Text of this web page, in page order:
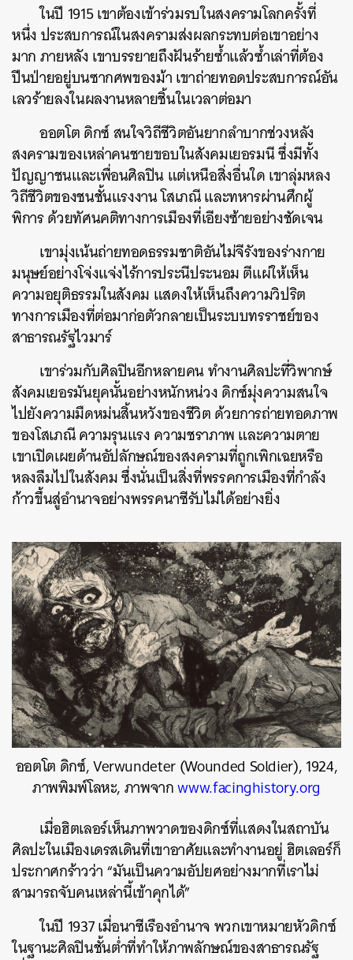
ในปี 1915 เขาต้องเข้าร่วมรบในสงครามโลกครั้งที่
หนึ่ง ประสบการณ์ในสงครามส่งผลกระทบต่อเขาอย่าง
มาก ภายหลัง เขาบรรยายถึงฝันร้ายซ้ำแล้วซ้ำเล่าที่ต้อง
ปีนป่ายอยู่บนซากศพของม้า เขาถ่ายทอดประสบการณ์อัน
เลวร้ายลงในผลงานหลายชิ้นในเวลาต่อมา
ออตโต ดิกซ์ สนใจวิถีชีวิตอันยากลำบากช่วงหลัง
สงครามของเหล่าคนชายขอบในสังคมเยอรมนี ซึ่งมีทั้ง
ปัญญาชนและเพื่อนศิลปิน แต่เหนือสิ่งอื่นใด เขาลุ่มหลง
วิถีชีวิตของชนชั้นแรงงาน โสเภณี และทหารผ่านศึกผู้
พิการ ด้วยทัศนคติทางการเมืองที่เอียงซ้ายอย่างชัดเจน
เขามุ่งเน้นถ่ายทอดธรรมชาติอันไม่จีรังของร่างกาย
มนุษย์อย่างโจ่งแจ่งไร้การประนีประนอม ตีแผ่ให้เห็น
ความอยุติธรรมในสังคม แสดงให้เห็นถึงความวิปริต
ทางการเมืองที่ต่อมาก่อตัวกลายเป็นระบบทรราชย์ของ
สาธารณรัฐไวมาร์
เขาร่วมกับศิลปินอีกหลายคน ทำงานศิลปะที่วิพากษ์
สังคมเยอรมันยุคนั้นอย่างหนักหน่วง ดิกซ์มุ่งความสนใจ
ไปยังความมืดหม่นสิ้นหวังของชีวิต ด้วยการถ่ายทอดภาพ
ของโสเภณี ความรุนแรง ความชราภาพ และความตาย
เขาเปิดเผยด้านอัปลักษณ์ของสงครามที่ถูกเพิกเฉยหรือ
หลงลืมไปในสังคม ซึ่งนั่นเป็นสิ่งที่พรรคการเมืองที่กำลัง
ก้าวขึ้นสู่อำนาจอย่างพรรคนาซีรับไม่ได้อย่างยิ่ง
ออตโต ดิกซ์, Verwundeter (Wounded Soldier), 1924,
ภาพพิมพ์โลหะ, ภาพจากwww.facinghistory.org
เมื่อฮิตเลอร์เห็นภาพวาดของดิกซ์ที่แสดงในสถาบัน
ศิลปะในเมืองเดรสเดินที่เขาอาศัยและทำงานอยู่ ฮิตเลอร์ก็
ประกาศกร้าวว่า “มันเป็นความอัปยศอย่างมากที่เราไม่
สามารถจับคนเหล่านี้เข้าคุกได้”
ในปี 1937 เมื่อนาซีเรืองอำนาจ พวกเขาหมายหัวดิกซ์
ในฐานะศิลปินชั้นต่ำที่ทำให้ภาพลักษณ์ของสาธารณรัฐ